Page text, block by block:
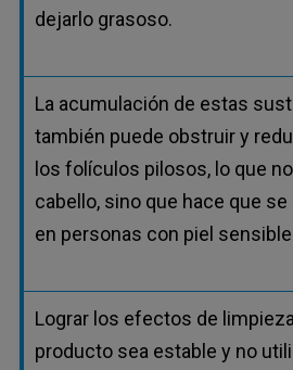
dejarlo grasoso.
La acumulación de estas
también puede obstruir y
los folículos pilosos, lo que
cabello, sino que hace que
en personas con piel
Lograr los efectos de
producto sea estable y no